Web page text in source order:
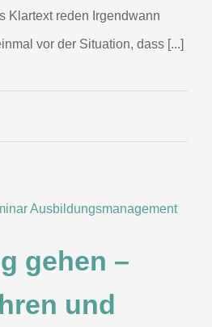
Klartext reden Irgendwann
vor der Situation, dass [...]
gehen –
und